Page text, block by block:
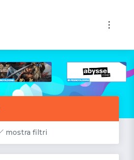
mostra filtri